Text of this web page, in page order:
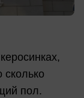
сколько
пол.